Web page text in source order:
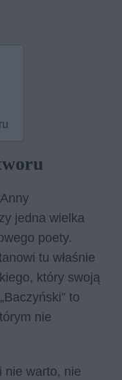
jedna wielka
poety.
tu właśnie
który swoją
to
nie
nie warto, nie